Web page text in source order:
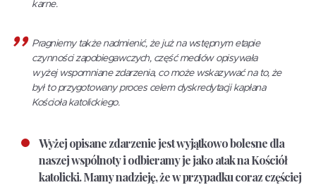
karne.
Pragniemy także nadmienić, że już na wstępnym etapie
czynności zapobiegawczych, część mediów opisywała
wyżej wspomniane zdarzenia, co może wskazywać na to, że
był to przygotowany proces celem dyskredytacji kapłana
Kościoła katolickiego.
Wyżej opisane zdarzenie jest wyjątkowo bolesne dla
naszej wspólnoty i odbieramy je jako atak na Kościół
katolicki. Mamy nadzieję, że w przypadku coraz częściej